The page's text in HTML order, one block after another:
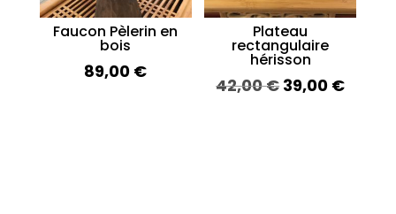
Faucon Pèlerin en
bois
89,00 €
Plateau
rectangulaire
hérisson
42,00€ Le
39,00 €Le